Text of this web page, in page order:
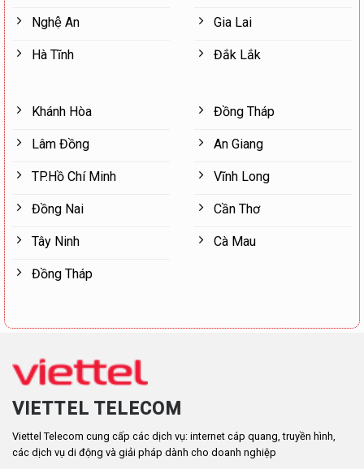
Nghệ An
Hà Tĩnh
Gia Lai
Đắk Lắk
Khánh Hòa
Lâm Đồng
TP.Hồ Chí Minh
Đồng Nai
Tây Ninh
Đồng Tháp
Đồng Tháp
An Giang
Vĩnh Long
Cần Thơ
Cà Mau
VIETTEL TELECOM
Viettel Telecom cung cấp các dịch vụ: internet cáp quang, truyền hình,
các dịch vụ di động và giải pháp dành cho doanh nghiệp